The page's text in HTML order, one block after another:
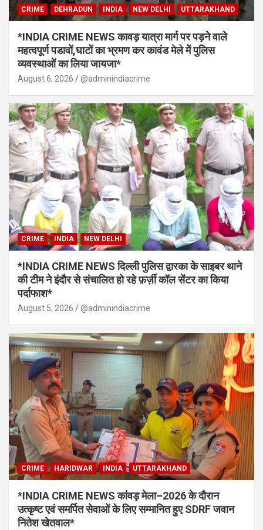
CRIME DEHRADUN INDIA NEW DELHI UTTARAKHAND
*INDIA CRIME NEWS कावड़ यात्रा मार्ग पर पड़ने वाले
महत्वपूर्ण पडावों,घाटों का भ्रमण कर कावंड मेले में पुलिस
व्यवस्थाओं का लिया जायजा*
August 6, 2026 @adminindiacrime
CRIME INDIA NEW DELHI
*INDIA CRIME NEWS दिल्ली पुलिस द्वारका के साइबर थाने
की टीम ने इंदौर से संचालित हो रहे फ़र्ज़ी कॉल सेंटर का किया
पर्दाफाश*
August 5, 2026 @adminindiacrime
CRIME HARIDWAR INDIA UTTARAKHAND
*INDIA CRIME NEWS कांवड़ मेला–2026 के दौरान
उत्कृष्ट एवं समर्पित सेवाओं के लिए सम्मानित हुए SDRF जवान
नितेश खेतवाल*